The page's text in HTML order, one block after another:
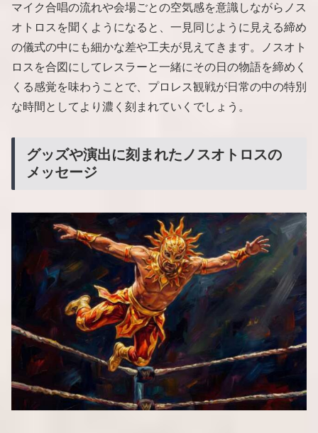
マイク合唱の流れや会場ごとの空気感を意識しながらノス
オトロスを聞くようになると、一見同じように見える締め
の儀式の中にも細かな差や工夫が見えてきます。ノスオト
ロスを合図にしてレスラーと一緒にその日の物語を締めく
くる感覚を味わうことで、プロレス観戦が日常の中の特別
な時間としてより濃く刻まれていくでしょう。
グッズや演出に刻まれたノスオトロスの
メッセージ